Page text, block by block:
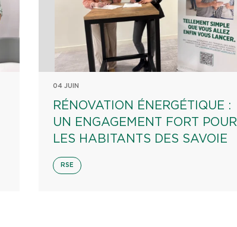
04 JUIN
RÉNOVATION ÉNERGÉTIQUE :
UN ENGAGEMENT FORT POUR
LES HABITANTS DES SAVOIE
RSE